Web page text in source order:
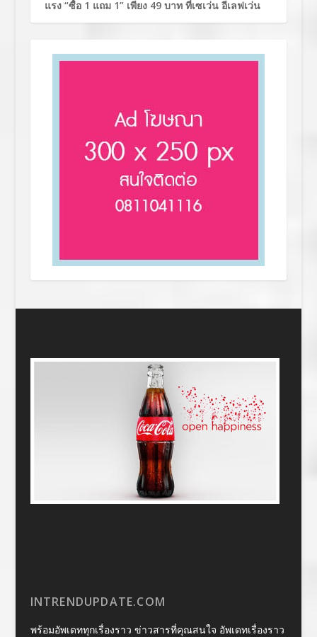
แรง “ซื้อ 1 แถม 1” เพียง 49 บาท ที่เซเว่น อีเลฟเว่น
INTRENDUPDATE.COM
พร้อมอัพเดททุกเรื่องราว ข่าวสารที่คุณสนใจ อัพเดทเรื่องราว